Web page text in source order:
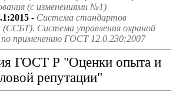
(с изменениями №1)
- Система стандартов
(ССБТ). Система управления охраной
применению ГОСТ 12.0.230:2007
ГОСТ Р "Оценки опыта и
репутации"